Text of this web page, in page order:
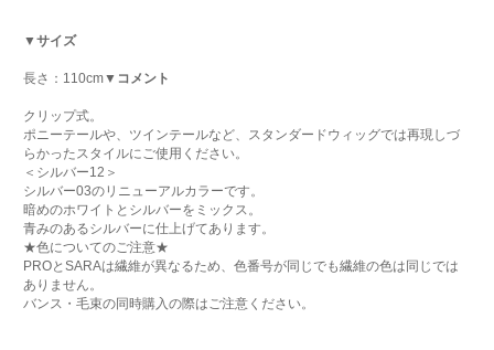
▼サイズ
長さ：110cm▼コメント
クリップ式。
ポニーテールや、ツインテールなど、スタンダードウィッグでは再現しづ
らかったスタイルにご使用ください。
＜シルバー12＞
シルバー03のリニューアルカラーです。
暗めのホワイトとシルバーをミックス。
青みのあるシルバーに仕上げてあります。
★色についてのご注意★
PROとSARAは繊維が異なるため、色番号が同じでも繊維の色は同じでは
ありません。
バンス・毛束の同時購入の際はご注意ください。